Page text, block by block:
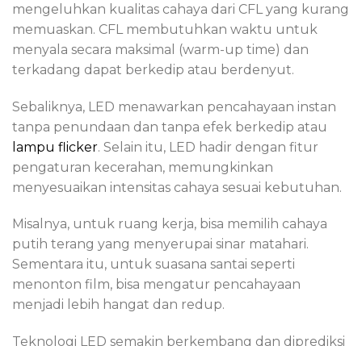
mengeluhkan kualitas cahaya dari CFL yang kurang
memuaskan. CFL membutuhkan waktu untuk
menyala secara maksimal (warm-up time) dan
terkadang dapat berkedip atau berdenyut.
Sebaliknya, LED menawarkan pencahayaan instan
tanpa penundaan dan tanpa efek berkedip atau
lampu flicker. Selain itu, LED hadir dengan fitur
pengaturan kecerahan, memungkinkan
menyesuaikan intensitas cahaya sesuai kebutuhan.
Misalnya, untuk ruang kerja, bisa memilih cahaya
putih terang yang menyerupai sinar matahari.
Sementara itu, untuk suasana santai seperti
menonton film, bisa mengatur pencahayaan
menjadi lebih hangat dan redup.
Teknologi LED semakin berkembang dan diprediksi